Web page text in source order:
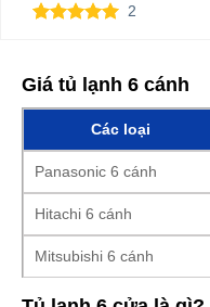
2
Giá tủ lạnh 6 cánh
Các loại
Panasonic 6 cánh
Hitachi 6 cánh
Mitsubishi 6 cánh